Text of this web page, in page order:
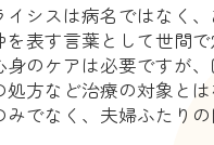
イシスは病名ではなく
表す言葉として世間
身のケアは必要ですが
処方など治療の対象と
でなく、夫婦ふたりの